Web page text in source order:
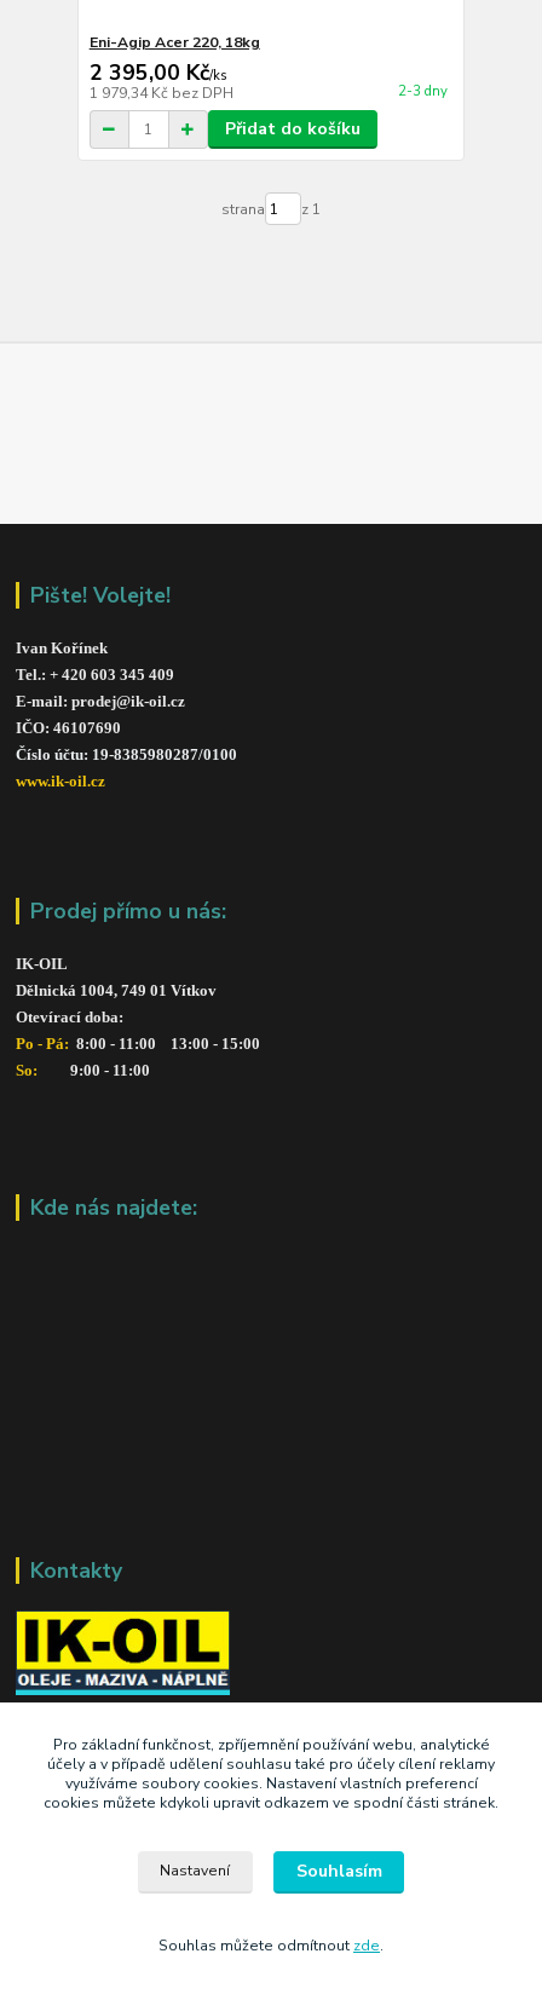
Eni-Agip Acer 220, 18kg
2 395,00 Kč/ks
1 979,34 Kč bez DPH 2-3 dny
Přidat do košíku
strana z 1
Pište! Volejte!
Ivan Kořínek
Tel.: + 420 603 345 409
E-mail: prodej@ik-oil.cz
IČO: 46107690
Číslo účtu: 19-8385980287/0100
www.ik-oil.cz
Prodej přímo u nás:
IK-OIL
Dělnická 1004, 749 01 Vítkov
Otevírací doba:
Po - Pá: 8:00 - 11:00    13:00 - 15:00
So:
      9:00 - 11:00
Kde nás najdete:
Kontakty
+420 603 345 409
prodej@ik-oil.cz
Pro základní funkčnost, zpříjemnění používání webu, analytické
účely a v případě udělení souhlasu také pro účely cílení reklamy
využíváme soubory cookies. Nastavení vlastních preferencí
cookies můžete kdykoli upravit odkazem ve spodní části stránek.
Nastavení Souhlasím
Souhlas můžete odmítnout zde.